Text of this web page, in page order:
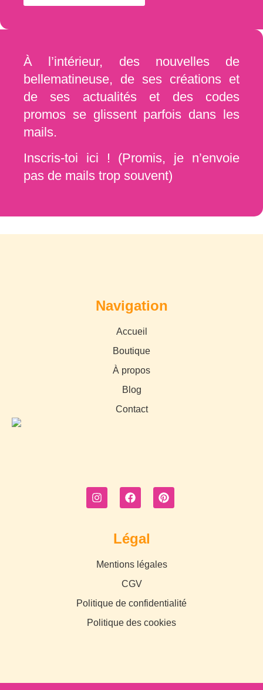
À l’intérieur, des nouvelles de
bellematineuse, de ses créations et
de ses actualités et des codes
promos se glissent parfois dans les
mails.
Inscris-toi ici ! (Promis, je n’envoie
pas de mails trop souvent)
Navigation
Accueil
Boutique
À propos
Blog
Contact
Légal
Mentions légales
CGV
Politique de confidentialité
Politique des cookies